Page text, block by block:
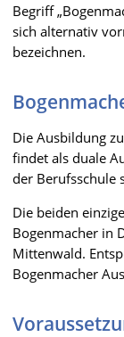
Begriff
sich alternativ
bezeichnen.
Die Ausbildung
findet als duale
der Berufsschule
Die beiden
Bogenmacher in
Mittenwald.
Bogenmacher